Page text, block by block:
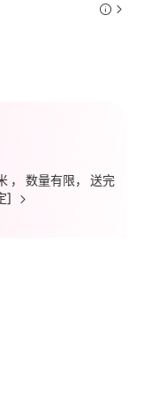
， 数量有限， 送完
]